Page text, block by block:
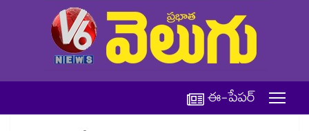
ఈ-పేపర్